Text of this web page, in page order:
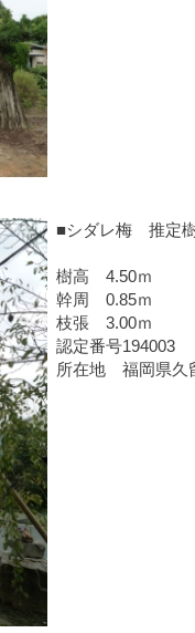
■シダレ梅 推定
樹高 4.50ｍ
幹周 0.85ｍ
枝張 3.00ｍ
認定番号194003
所在地 福岡県久